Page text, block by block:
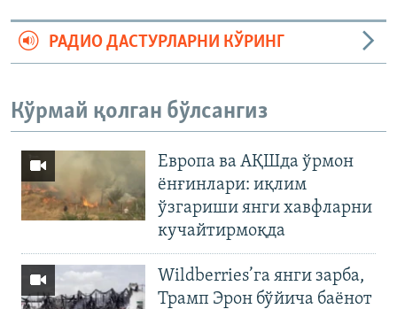
РАДИО ДАСТУРЛАРНИ КЎРИНГ
Кўрмай қолган бўлсангиз
Европа ва АҚШда ўрмон
ёнғинлари: иқлим
ўзгариши янги хавфларни
кучайтирмоқда
Wildberries’га янги зарба,
Трамп Эрон бўйича баёнот